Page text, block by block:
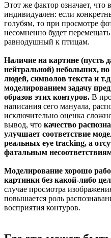
Этот же фактор означает, что
индивидуален: если
голубям, то при просмотре
несомненно будет
равнодушный к птицам.
Наличие на картине (пусть
нейтральной) небольших,
людей, символов текста и
моделированием задачу
образов этих контуров. В
написания сего мануала,
исключительно оценка
вывод, что качество
улучшает соответствие
реальных eye tracking, а
фатальным
Моделирование хорошо
картинки без какой-либо
случае просмотра
повышается роль
восприятия контуров.